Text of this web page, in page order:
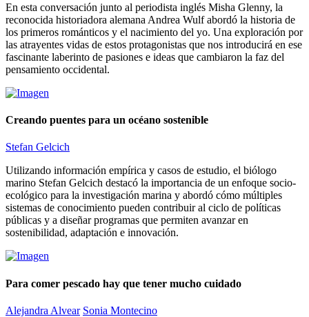
En esta conversación junto al periodista inglés Misha Glenny, la
reconocida historiadora alemana Andrea Wulf abordó la historia de
los primeros románticos y el nacimiento del yo. Una exploración por
las atrayentes vidas de estos protagonistas que nos introducirá en ese
fascinante laberinto de pasiones e ideas que cambiaron la faz del
pensamiento occidental.
Creando puentes para un océano sostenible
Stefan Gelcich
Utilizando información empírica y casos de estudio, el biólogo
marino Stefan Gelcich destacó la importancia de un enfoque socio-
ecológico para la investigación marina y abordó cómo múltiples
sistemas de conocimiento pueden contribuir al ciclo de políticas
públicas y a diseñar programas que permiten avanzar en
sostenibilidad, adaptación e innovación.
Para comer pescado hay que tener mucho cuidado
Alejandra Alvear Sonia Montecino